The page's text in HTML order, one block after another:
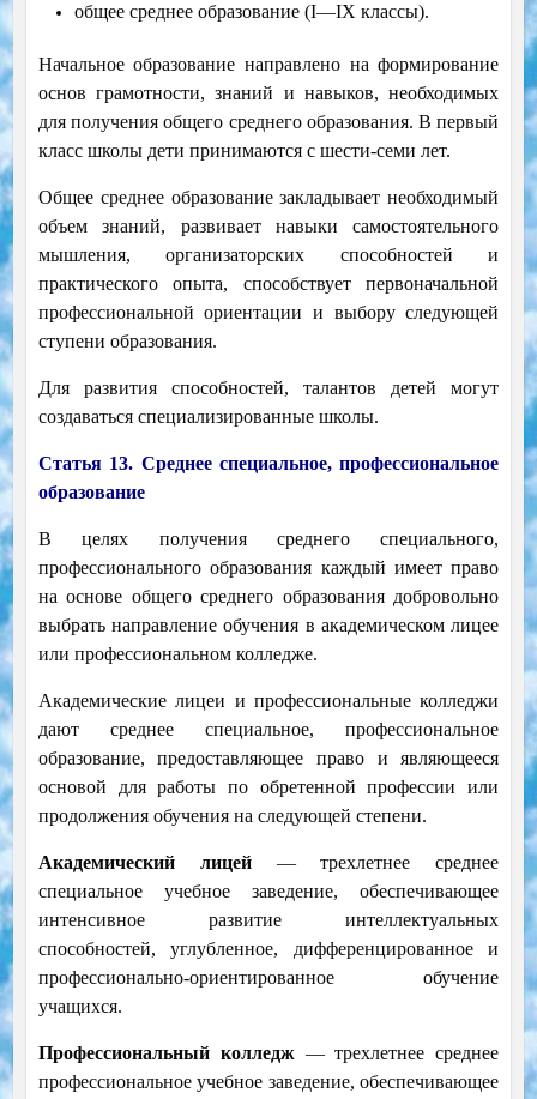
общее среднее образование (I—IX классы).
Начальное образование направлено на формирование
основ грамотности, знаний и навыков, необходимых
для получения общего среднего образования. В первый
класс школы дети принимаются с шести-семи лет.
Общее среднее образование закладывает необходимый
объем знаний, развивает навыки самостоятельного
мышления, организаторских способностей и
практического опыта, способствует первоначальной
профессиональной ориентации и выбору следующей
ступени образования.
Для развития способностей, талантов детей могут
создаваться специализированные школы.
Статья 13. Среднее специальное, профессиональное
образование
В целях получения среднего специального,
профессионального образования каждый имеет право
на основе общего среднего образования добровольно
выбрать направление обучения в академическом лицее
или профессиональном колледже.
Академические лицеи и профессиональные колледжи
дают среднее специальное, профессиональное
образование, предоставляющее право и являющееся
основой для работы по обретенной профессии или
продолжения обучения на следующей степени.
Академический лицей— трехлетнее среднее
специальное учебное заведение, обеспечивающее
интенсивное развитие интеллектуальных
способностей, углубленное, дифференцированное и
профессионально-ориентированное обучение
учащихся.
Профессиональный колледж— трехлетнее среднее
профессиональное учебное заведение, обеспечивающее